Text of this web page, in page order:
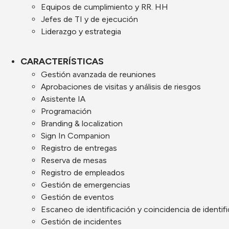
Equipos de cumplimiento y RR. HH
Jefes de TI y de ejecución
Liderazgo y estrategia
CARACTERÍSTICAS
Gestión avanzada de reuniones
Aprobaciones de visitas y análisis de riesgos
Asistente IA
Programación
Branding & localization
Sign In Companion
Registro de entregas
Reserva de mesas
Registro de empleados
Gestión de emergencias
Gestión de eventos
Escaneo de identificación y coincidencia de
Gestión de incidentes